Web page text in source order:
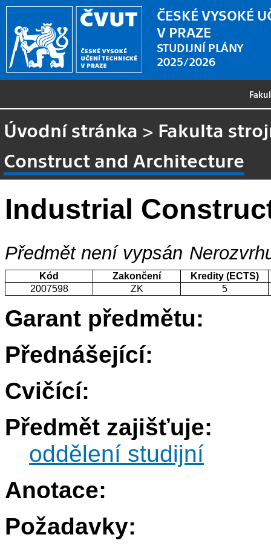
ČESKÉ VYSOKÉ
V PRAZE
STUDIJNÍ PLÁNY
2025/2026
Úvodní stránka > Fakulta
Construct and Architecture
Industrial
Předmět není vypsán
Kód Zakončení
Kredity (ECTS)
2007598
ZK 5
Garant předmětu:
Přednášející:
Cvičící:
Předmět zajišťuje:
oddělení studijní
Anotace:
Požadavky: